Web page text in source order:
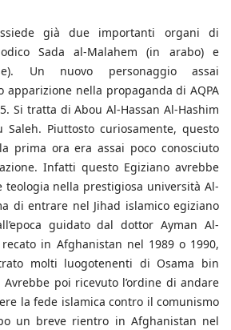
già due importanti organi di
Sada al-Malahem (in arabo) e
Un nuovo personaggio assai
apparizione nella propaganda di AQPA
Si tratta di Abou Al-Hassan Al-Hashim
Piuttosto curiosamente, questo
prima ora era assai poco conosciuto
Infatti questo Egiziano avrebbe
teologia nella prestigiosa università Al-
di entrare nel Jihad islamico egiziano
guidato dal dottor Ayman Al-
in Afghanistan nel 1989 o 1990,
molti luogotenenti di Osama bin
poi ricevuto l’ordine di andare
la fede islamica contro il comunismo
un breve rientro in Afghanistan nel